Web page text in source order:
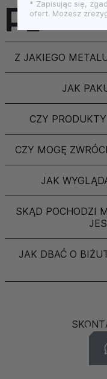
Z JAKIEGO
JAK
CZY
CZY MOGĘ
JAK
SKĄD POCHODZI
JAK DBAĆ O
* Zapisując się,
ofert. Możesz